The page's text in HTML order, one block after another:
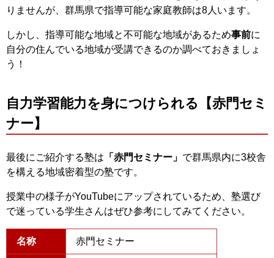
りませんが、群馬県で指導可能な家庭教師は8人います。
しかし、指導可能な地域と不可能な地域があるため事前に
自分の住んでいる地域が受講できるのか調べておきましょ
う！
自力学習能力を身につけられる【赤門セミ
ナー】
最後にご紹介する塾は 「赤門セミナー」 で群馬県内に3校舎
を構える地域密着型の塾です。
授業中の様子がYouTubeにアップされているため、塾選び
で迷っている学生さんはぜひ参考にしてみてください。
名称 赤門セミナー